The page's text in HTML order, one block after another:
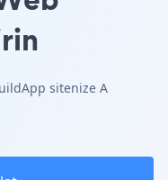
sitenize A